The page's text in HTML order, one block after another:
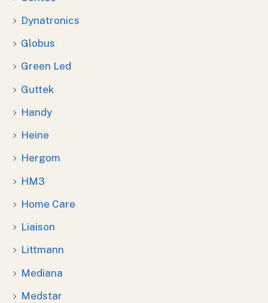
Dynatronics
Globus
Green Led
Guttek
Handy
Heine
Hergom
HM3
Home Care
Liaison
Littmann
Mediana
Medstar